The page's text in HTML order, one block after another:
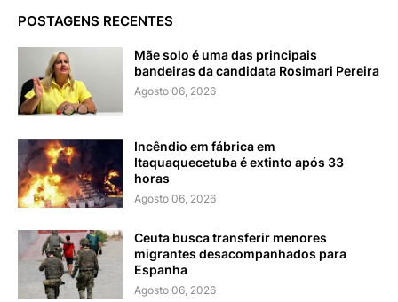
POSTAGENS RECENTES
Mãe solo é uma das principais
bandeiras da candidata Rosimari Pereira
Agosto 06, 2026
Incêndio em fábrica em
Itaquaquecetuba é extinto após 33
horas
Agosto 06, 2026
Ceuta busca transferir menores
migrantes desacompanhados para
Espanha
Agosto 06, 2026